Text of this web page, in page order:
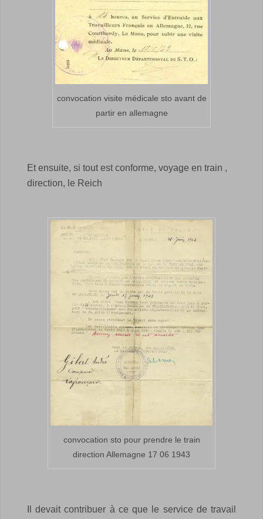
convocation visite médicale sto avant de
partir en allemagne
Et ensuite, si tout est conforme, voyage en train ,
direction, le Reich
convocation sto pour prendre le train
direction Allemagne 17 06 1943
Il devait contribuer à ce que le service de travail